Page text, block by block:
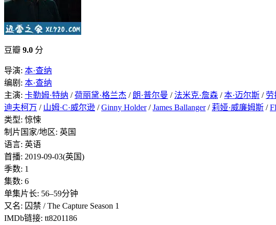
豆瓣 9.0 分
导演: 本·查纳
编剧: 本·查纳
主演: 卡勒姆·特纳 /荷丽黛·格兰杰 / 朗·普尔曼 /法米克·詹森 /本·迈尔斯 / 劳
迪夫柯万 / 山姆·C·威尔逊 /Ginny Holder/James Ballanger/ 莉娅·威廉姆斯 /
类型: 惊悚
制片国家/地区: 英国
语言: 英语
首播: 2019-09-03(英国)
季数: 1
集数: 6
单集片长: 56–59分钟
又名: 囚禁 / The Capture Season 1
IMDb链接: tt8201186